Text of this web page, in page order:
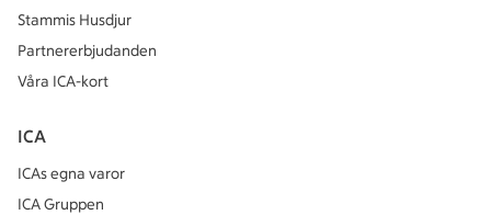
Stammis Husdjur
Partnererbjudanden
Våra ICA-kort
ICA
ICAs egna varor
ICA Gruppen